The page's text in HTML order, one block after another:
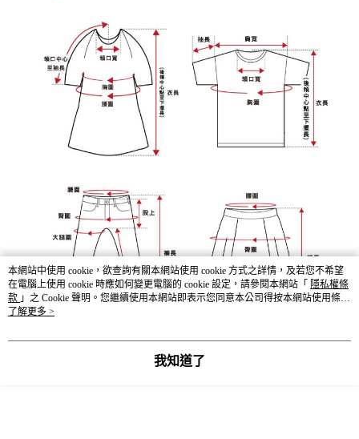
本網站中使用 cookie，欲查詢有關本網站使用 cookie 方式之詳情，及若您不希望
在電腦上使用 cookie 時應如何變更電腦的 cookie 設定，請參閱本網站「 隱私權條
款 」之 Cookie 聲明。您繼續使用本網站即表示您同意本公司得按本網站使用條款
之 Cookie 聲明使用 cookie。
了解更多 >
我知道了